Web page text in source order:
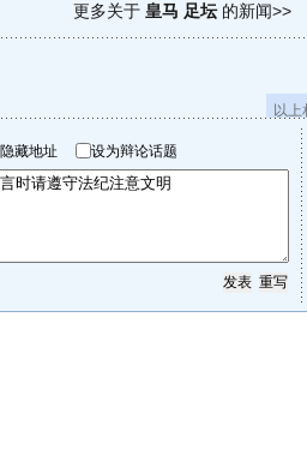
更多关于 皇马 足坛的新闻>>
以
隐藏地址 设为辩论话题